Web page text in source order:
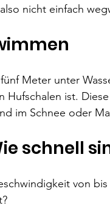
nicht einfach
Meter unter
Hufschalen ist.
im Schnee oder
schnell
von bis